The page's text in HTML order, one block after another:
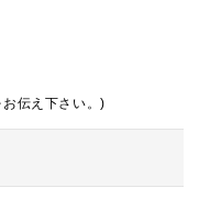
伝え下さい。)